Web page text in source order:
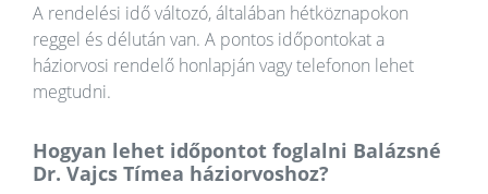
A rendelési idő változó, általában hétköznapokon
reggel és délután van. A pontos időpontokat a
háziorvosi rendelő honlapján vagy telefonon lehet
megtudni.
Hogyan lehet időpontot foglalni Balázsné
Dr. Vajcs Tímea háziorvoshoz?